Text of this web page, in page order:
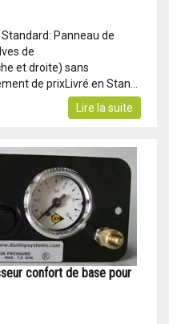
Panneau de
de
et droite) sans
de prixLivré en Stan...
Lire la suite
confort de base pour